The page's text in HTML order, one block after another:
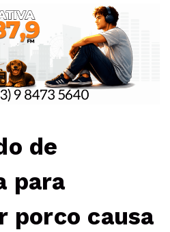
de
para
porco causa